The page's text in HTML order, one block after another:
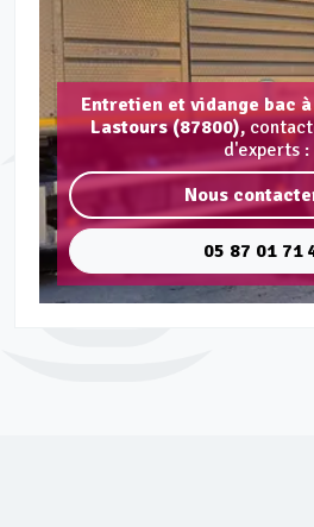
Entretien et vidange bac
Lastours (87800),
d'experts :
Nous
05 87 01 71